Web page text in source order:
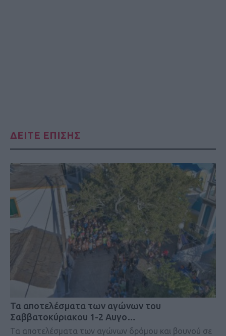
ΔΕΙΤΕ ΕΠΙΣΗΣ
Τα αποτελέσματα των αγώνων του
Σαββατοκύριακου 1-2 Αυγο…
Τα αποτελέσματα των αγώνων δρόμου και βουνού σε